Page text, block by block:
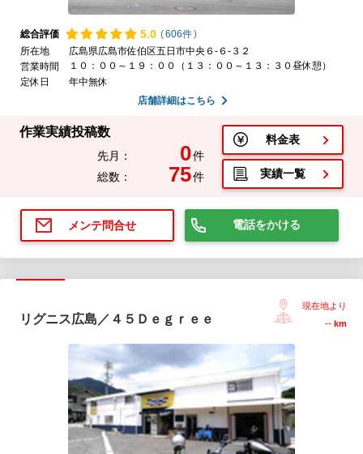
総合評価 5.0 (606件)
所在地
広島県広島市佐伯区五日市中央６-６-３２
営業時間
１０：００～１９：００（１３：００～１３：３０昼休憩）
定休日
年中無休
店舗詳細はこちら
作業実績投稿数
先月： 0件
総数：
75件
料金表
実績一覧
メンテ問合せ 電話をかける
リグニス広島／４５Ｄｅｇｒｅｅ
現在地より
-- km